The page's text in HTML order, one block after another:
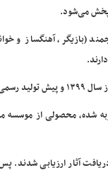
(بازیگر، آهنگساز و
است.
سفر زمینی برای معرفی گروه‌های سرود در ۱۰
مختلف سرود در کشور شناسایی و بیش از ۸۰۰ گروه